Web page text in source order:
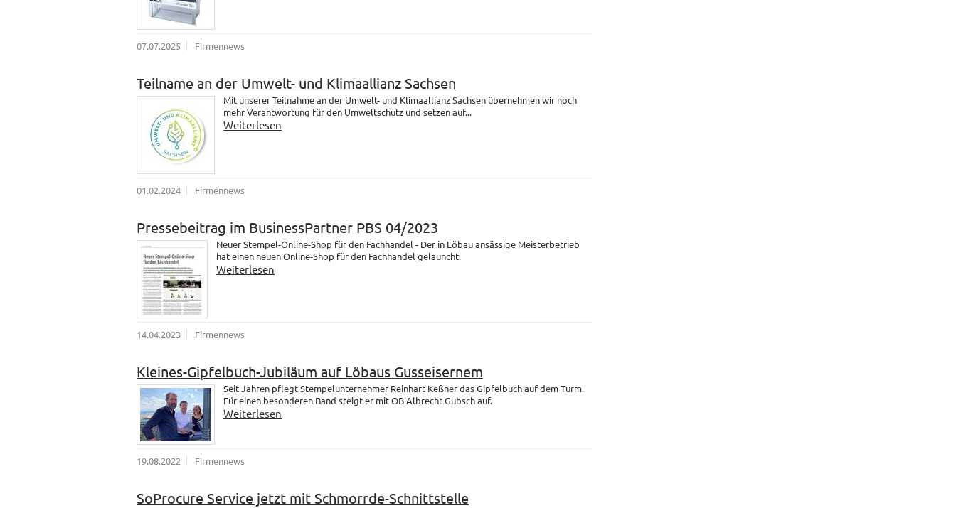
07.07.2025 Firmennews
Teilname an der Umwelt- und Klimaallianz Sachsen
Mit unserer Teilnahme an der Umwelt- und Klimaallianz Sachsen übernehmen wir noch
mehr Verantwortung für den Umweltschutz und setzen auf...
Weiterlesen
01.02.2024 Firmennews
Pressebeitrag im BusinessPartner PBS 04/2023
Neuer Stempel-Online-Shop für den Fachhandel - Der in Löbau ansässige Meisterbetrieb
hat einen neuen Online-Shop für den Fachhandel gelauncht.
Weiterlesen
14.04.2023 Firmennews
Kleines-Gipfelbuch-Jubiläum auf Löbaus Gusseisernem
Seit Jahren pflegt Stempelunternehmer Reinhart Keßner das Gipfelbuch auf dem Turm.
Für einen besonderen Band steigt er mit OB Albrecht Gubsch auf.
Weiterlesen
19.08.2022 Firmennews
SoProcure Service jetzt mit Schmorrde-Schnittstelle